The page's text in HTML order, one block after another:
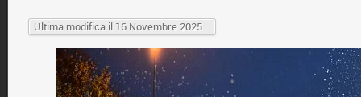
Ultima modifica il 16 Novembre 2025